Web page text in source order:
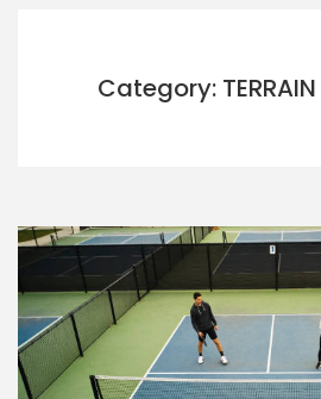
Category: TERRAIN